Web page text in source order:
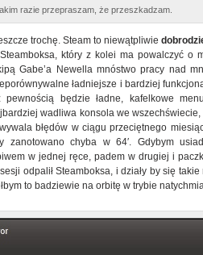
razie przepraszam, że przeszkadzam.
trochę. Steam to niewątpliwie
który z kolei ma powalczyć o
Gabe’a Newella mnóstwo pracy nad
ładniejsze i bardziej
będzie ładne, kafelkowe
wadliwa konsola we
błędów w ciągu przeciętnego
zanotowano chyba w 64′. Gdybym
w jednej ręce, padem w drugiej i
odpalił Steamboksa, i działy by się
to badziewie na orbitę w trybie